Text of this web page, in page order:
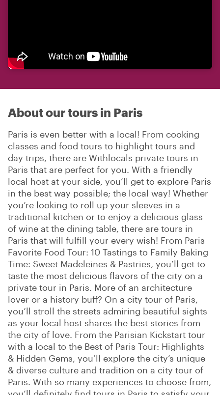
About our tours in Paris
Paris is even better with a local! From cooking
classes and food tours to highlight tours and
day trips, there are Withlocals private tours in
Paris that are perfect for you. With a friendly
local host at your side, you’ll get to explore Paris
in the best way possible; the local way! Whether
you’re looking to roll up your sleeves in a
traditional kitchen or to enjoy a delicious glass
of wine at the dining table, there are tours in
Paris that will fulfill your every wish! From Paris
Favorite Food Tour: 10 Tastings to Family Baking
Time: Sweet Madeleines & Pastries, you’ll get to
taste the most delicious flavors of the city on a
private tour in Paris. More of an architecture
lover or a history buff? On a city tour of Paris,
you’ll stroll the streets admiring beautiful sights
as your local host shares the best stories from
the city of love. From the Parisian Kickstart tour
with a local to the Best of Paris Tour: Highlights
& Hidden Gems, you’ll explore the city’s unique
& diverse culture and tradition on a city tour of
Paris. With so many experiences to choose from,